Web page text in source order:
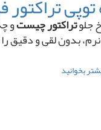
بلند
تراکتور
فرگوسن
۲۸۵
تراکتورجلوتراکتور چیستو
بدون لقی و دقیق
بخوانید